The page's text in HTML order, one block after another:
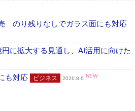
のり残りなしでガラス面にも対応
に拡大する見通し、AI活用に向けた
も対応 ビジネス 2026.8.6 NEW